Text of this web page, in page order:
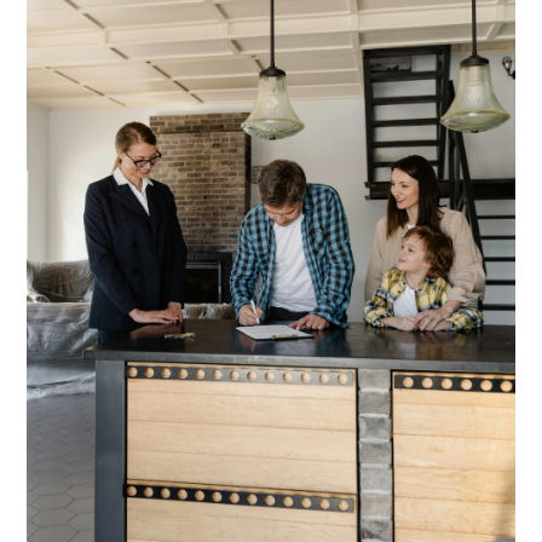
- Beschikbaar per direct
- Geen delers of studenten
- Geen huisdieren
- Inschrijven is uiteraard mogelijk
Deze informatie is door ons met de nodige
zorgvuldigheid samengesteld. Onzerzijds wordt echter
geen enkele aansprakelijkheid aanvaard voor enige
onvolledigheid, onjuistheid of anderszins, dan wel de
gevolgen daarvan. Alle opgegeven maten en
oppervlakten zijn indicatief. Koper heeft zijn eigen
onderzoek plicht naar alle zaken die voor hem of haar
van belang zijn. Met betrekking tot deze woning is de
makelaar adviseur van verkoper. Wij adviseren u een
deskundige (NVM-)makelaar in te schakelen die u
begeleidt bij het aankoopproces. Indien u specifieke
wensen heeft omtrent de woning, adviseren wij u deze